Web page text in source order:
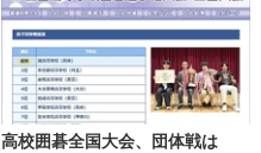
高校囲碁全国大会、団体戦は